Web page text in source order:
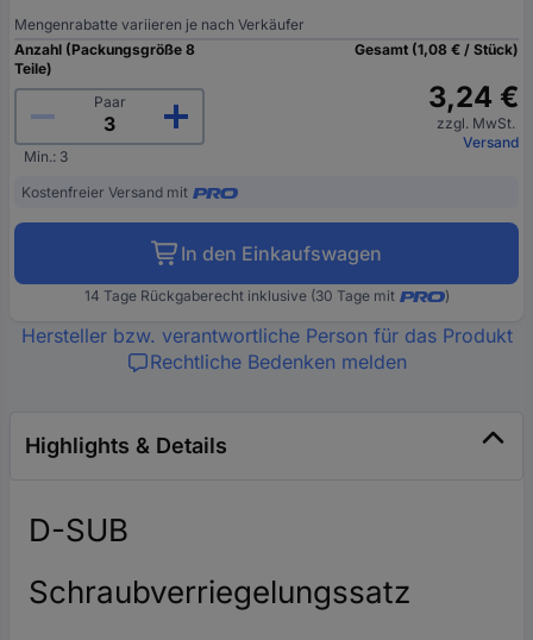
Mengenrabatte variieren je nach Verkäufer
Anzahl (Packungsgröße 8
Teile)
Paar
Min.: 3
Gesamt (1,08 € / Stück)
3,24 €
zzgl. MwSt.
Versand
Kostenfreier Versand mit
In den Einkaufswagen
14 Tage Rückgaberecht inklusive (30 Tage mit )
Hersteller bzw. verantwortliche Person für das Produkt
Rechtliche Bedenken melden
Highlights & Details
D-SUB
Schraubverriegelungssatz